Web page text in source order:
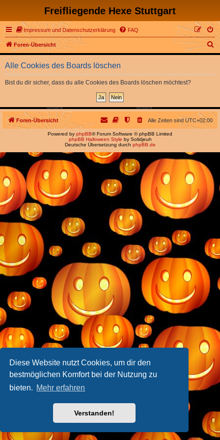
Diese Website nutzt Cookies, um dir den
bestmöglichen Komfort bei der Nutzung zu
bieten. Mehr erfahren
Verstanden!
Freifliegende Hexe Stuttgart
Impressum und Datenschutzerklärung FAQ
Foren-Übersicht
S
u
Alle Cookies des Boards löschen
Bist du dir sicher, dass du alle Cookies des Boards löschen möchtest?
Foren-Übersicht Alle Zeiten sindUTC+02:00
Powered by phpBB® Forum Software © phpBB Limited
phpBB Halloween Style by Solidjeuh
Deutsche Übersetzung durch phpBB.de